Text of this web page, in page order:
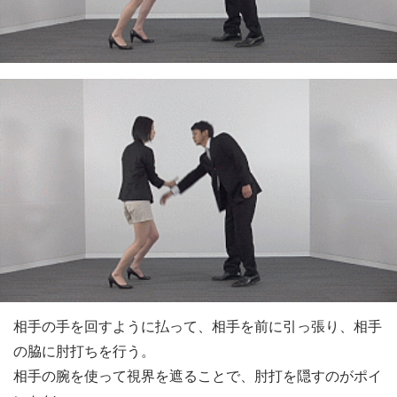
相手の手を回すように払って、相手を前に引っ張り、相手
の脇に肘打ちを行う。
相手の腕を使って視界を遮ることで、肘打を隠すのがポイ